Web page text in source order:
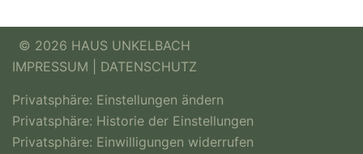
© 2026 HAUS UNKELBACH
IMPRESSUM
DATENSCHUTZ
Privatsphäre: Einstellungen ändern
Privatsphäre: Historie der Einstellungen
Privatsphäre: Einwilligungen widerrufen